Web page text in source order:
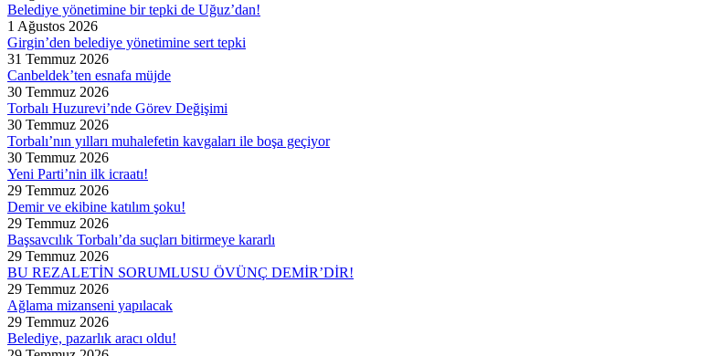
Belediye yönetimine bir tepki de Uğuz’dan!
1 Ağustos 2026
Girgin’den belediye yönetimine sert tepki
31 Temmuz 2026
Canbeldek’ten esnafa müjde
30 Temmuz 2026
Torbalı Huzurevi’nde Görev Değişimi
30 Temmuz 2026
Torbalı’nın yılları muhalefetin kavgaları ile boşa geçiyor
30 Temmuz 2026
Yeni Parti’nin ilk icraatı!
29 Temmuz 2026
Demir ve ekibine katılım şoku!
29 Temmuz 2026
Başsavcılık Torbalı’da suçları bitirmeye kararlı
29 Temmuz 2026
BU REZALETİN SORUMLUSU ÖVÜNÇ DEMİR’DİR!
29 Temmuz 2026
Ağlama mizanseni yapılacak
29 Temmuz 2026
Belediye, pazarlık aracı oldu!